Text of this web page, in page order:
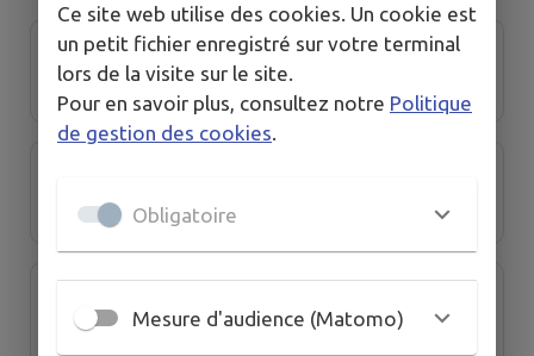
Gymnastique volontaire Échalas
Ce site web utilise des cookies. Un cookie est
un petit fichier enregistré sur votre terminal
lors de la visite sur le site.
Pour en savoir plus, consultez notre Politique
de gestion des cookies.
Obligatoire
Mesure d'audience (Matomo)